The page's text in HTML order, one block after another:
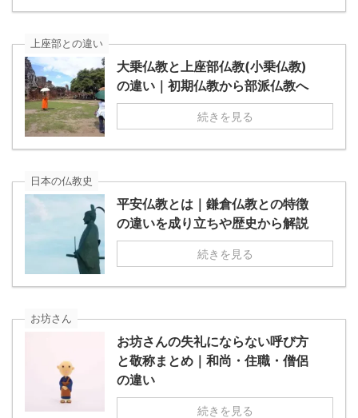
上座部との違い
大乗仏教と上座部仏教(小乗仏教)
の違い｜初期仏教から部派仏教へ
続きを見る
日本の仏教史
平安仏教とは｜鎌倉仏教との特徴
の違いを成り立ちや歴史から解説
続きを見る
お坊さん
お坊さんの失礼にならない呼び方
と敬称まとめ｜和尚・住職・僧侶
の違い
続きを見る